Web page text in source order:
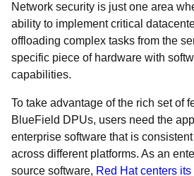
Network security is just one area
ability to implement critical
offloading complex tasks from the
specific piece of hardware with
capabilities.
To take advantage of the rich set of
BlueField DPUs, users need the
enterprise software that is
across different platforms. As an
source software, Red Hat centers